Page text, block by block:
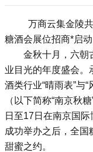
万商云集金陵
糖酒会展位招商*启动
金秋十月，六朝
业目光的年度盛会。
酒类行业“晴雨表”与
（以下简称“南京秋糖
日至17日在南京国
成功举办之后， 全国
甜蜜之约。